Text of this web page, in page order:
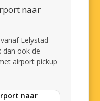
naar
Lelystad
dan ook de
airport pickup
naar